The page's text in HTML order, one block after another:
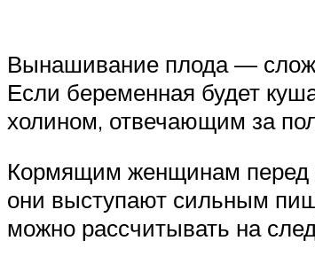
Вынашивание плода —
Если беременная будет
холином, отвечающим за
Кормящим женщинам перед
они выступают сильным
можно рассчитывать на